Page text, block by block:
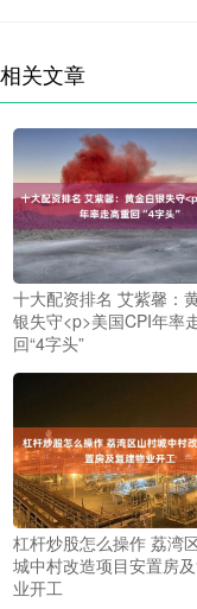
相关文章
十大配资排名 艾紫馨：
银失守<p>美国CPI年率
回“4字头”
杠杆炒股怎么操作 荔湾
城中村改造项目安置房
业开工